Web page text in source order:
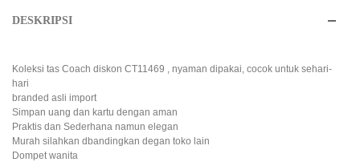
DESKRIPSI
Koleksi tas Coach diskon CT11469 , nyaman dipakai, cocok untuk sehari-
hari
branded asli import
Simpan uang dan kartu dengan aman
Praktis dan Sederhana namun elegan
Murah silahkan dbandingkan degan toko lain
Dompet wanita